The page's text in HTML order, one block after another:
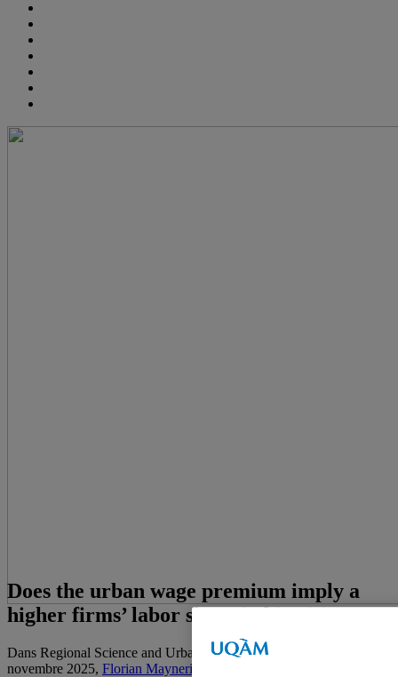
Does the urban wage premium imply a
higher firms’ labor share in big cities?
Dans Regional Science and Urban Economics, vol. 115, 1
novembre 2025, Florian Mayneris